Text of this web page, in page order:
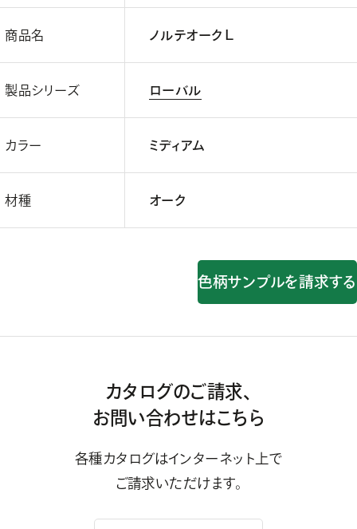
商品名 ノルテオークＬ
製品シリーズ ローバル
カラー ミディアム
材種 オーク
色柄サンプルを請求する
カタログのご請求、
お問い合わせはこちら
各種カタログはインターネット上で
ご請求いただけます。